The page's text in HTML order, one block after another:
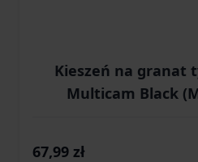
Kieszeń na granat
Multicam Black
67,99 zł